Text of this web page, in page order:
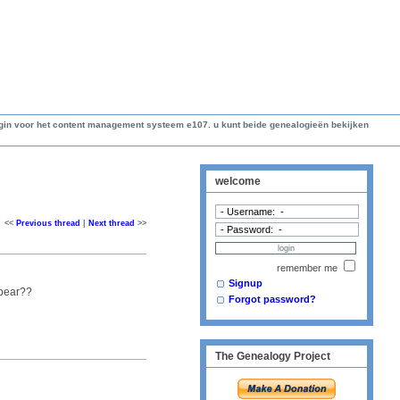
voor het content management systeem e107. u kunt beide genealogieën bekijken
<< Previous thread Next thread >>
welcome
remember me
Signup
Forgot password?
The Genealogy Project